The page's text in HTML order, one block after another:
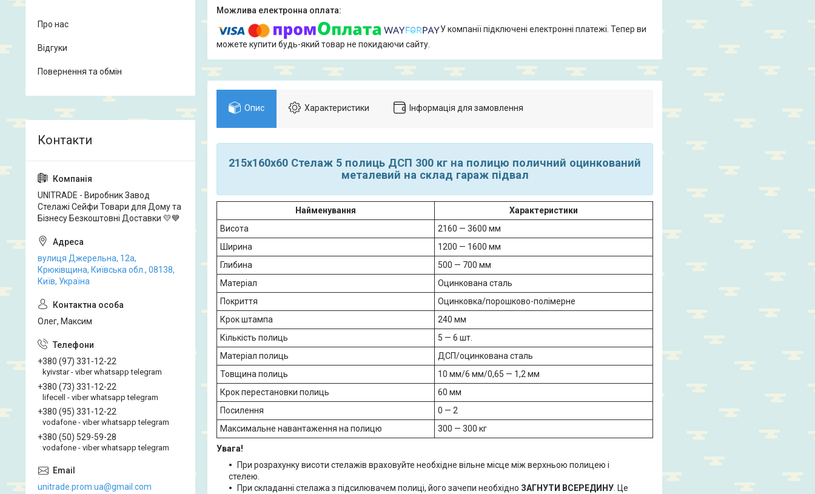
У компанії підключені електронні платежі. Тепер ви
можете купити будь-який товар не покидаючи сайту.
Опис Характеристики Інформація для замовлення
215х160х60 Стелаж 5 полиць ДСП 300 кг на полицю поличний оцинкований
металевий на склад гараж підвал
Найменування
Характеристики
Висота
2160 — 3600 мм
Ширина
1200 — 1600 мм
Глибина
500 — 700 мм
Матеріал
Оцинкована сталь
Покриття
Оцинковка/порошково-полімерне
Крок штампа
240 мм
Кількість полиць
5 — 6 шт.
Матеріал полиць
ДСП/оцинкована сталь
Товщина полиць
10 мм/6 мм/0,65 — 1,2 мм
Крок перестановки полиць
60 мм
Посилення
0 — 2
Максимальне навантаження на полицю
300 — 300 кг
Увага!
При розрахунку висоти стелажів враховуйте необхідне вільне місце між верхньою полицею і
стелею.
При складанні стелажа з підсилювачем полиці, його зачепи необхідно ЗАГНУТИ ВСЕРЕДИНУ . Це
Про нас
Відгуки
Повернення та обмін
UNITRADE - Виробник Завод
Стелажі Сейфи Товари для Дому та
Бізнесу Безкоштовні Доставки 💛💙
вулиця Джерельна, 12а,
Крюківщина, Київська обл., 08138,
Київ, Україна
Олег, Максим
+380 (97) 331-12-22
kyivstar - viber whatsapp telegram
+380 (73) 331-12-22
lifecell - viber whatsapp telegram
+380 (95) 331-12-22
vodafone - viber whatsapp telegram
+380 (50) 529-59-28
vodafone - viber whatsapp telegram
unitrade.prom.ua@gmail.com